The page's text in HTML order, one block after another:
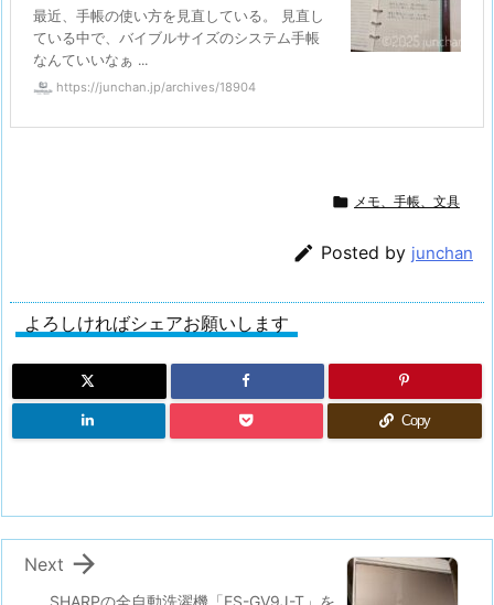
最近、手帳の使い方を見直している。 見直し
ている中で、バイブルサイズのシステム手帳
なんていいなぁ ...
https://junchan.jp/archives/18904
 メモ、手帳、文具
 Posted by junchan
よろしければシェアお願いします
Copy

Next